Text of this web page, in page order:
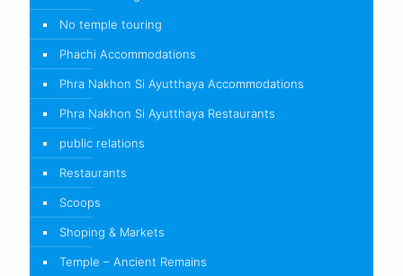
ข่าวกิจกรรม
ข่าวท่องเที่ยว
ข่าวประชาสัมพันธ์
ข่าวอื่นๆ
คลิปวีดีโอ
ที่เที่ยวไม่ใช่วัด
ผลิตภัณฑ์ชุมชน
ผลิตภัณฑ์ชุมชน อ.นครหลวง
ผลิตภัณฑ์ชุมชน อ.บางปะอิน